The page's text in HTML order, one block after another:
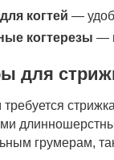
когтей —
когтерезы —
для
грумерам,